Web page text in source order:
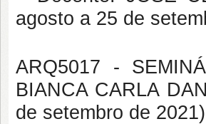
agosto a 25 de
ARQ5017 -
BIANCA CARLA
de setembro de